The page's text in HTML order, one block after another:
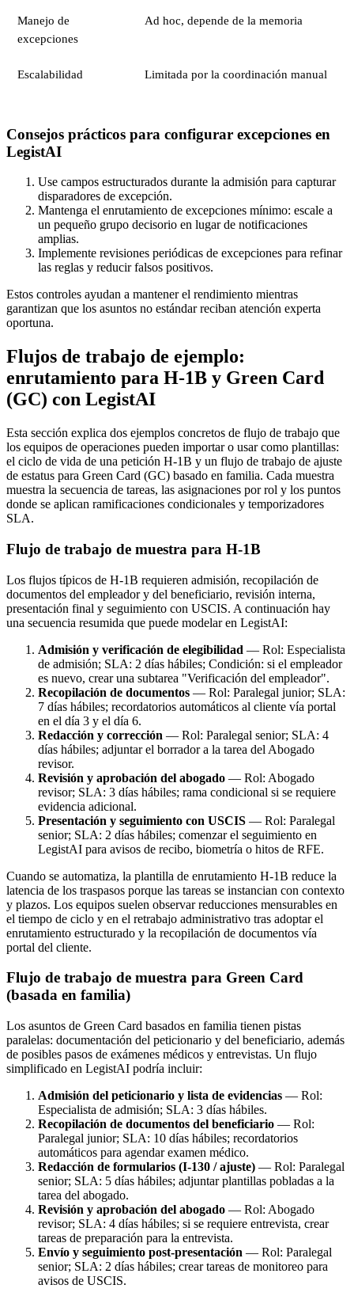
Manejo de
excepciones
Ad hoc, depende de la memoria
Escalabilidad Limitada por la coordinación manual
Consejos prácticos para configurar excepciones en
LegistAI
Use campos estructurados durante la admisión para capturar
disparadores de excepción.
Mantenga el enrutamiento de excepciones mínimo: escale a
un pequeño grupo decisorio en lugar de notificaciones
amplias.
Implemente revisiones periódicas de excepciones para refinar
las reglas y reducir falsos positivos.
Estos controles ayudan a mantener el rendimiento mientras
garantizan que los asuntos no estándar reciban atención experta
oportuna.
Flujos de trabajo de ejemplo:
enrutamiento para H‑1B y Green Card
(GC) con LegistAI
Esta sección explica dos ejemplos concretos de flujo de trabajo que
los equipos de operaciones pueden importar o usar como plantillas:
el ciclo de vida de una petición H‑1B y un flujo de trabajo de ajuste
de estatus para Green Card (GC) basado en familia. Cada muestra
muestra la secuencia de tareas, las asignaciones por rol y los puntos
donde se aplican ramificaciones condicionales y temporizadores
SLA.
Flujo de trabajo de muestra para H‑1B
Los flujos típicos de H‑1B requieren admisión, recopilación de
documentos del empleador y del beneficiario, revisión interna,
presentación final y seguimiento con USCIS. A continuación hay
una secuencia resumida que puede modelar en LegistAI:
Admisión y verificación de elegibilidad — Rol: Especialista
de admisión; SLA: 2 días hábiles; Condición: si el empleador
es nuevo, crear una subtarea "Verificación del empleador".
Recopilación de documentos — Rol: Paralegal junior; SLA:
7 días hábiles; recordatorios automáticos al cliente vía portal
en el día 3 y el día 6.
Redacción y corrección — Rol: Paralegal senior; SLA: 4
días hábiles; adjuntar el borrador a la tarea del Abogado
revisor.
Revisión y aprobación del abogado — Rol: Abogado
revisor; SLA: 3 días hábiles; rama condicional si se requiere
evidencia adicional.
Presentación y seguimiento con USCIS — Rol: Paralegal
senior; SLA: 2 días hábiles; comenzar el seguimiento en
LegistAI para avisos de recibo, biometría o hitos de RFE.
Cuando se automatiza, la plantilla de enrutamiento H‑1B reduce la
latencia de los traspasos porque las tareas se instancian con contexto
y plazos. Los equipos suelen observar reducciones mensurables en
el tiempo de ciclo y en el retrabajo administrativo tras adoptar el
enrutamiento estructurado y la recopilación de documentos vía
portal del cliente.
Flujo de trabajo de muestra para Green Card
(basada en familia)
Los asuntos de Green Card basados en familia tienen pistas
paralelas: documentación del peticionario y del beneficiario, además
de posibles pasos de exámenes médicos y entrevistas. Un flujo
simplificado en LegistAI podría incluir:
Admisión del peticionario y lista de evidencias — Rol:
Especialista de admisión; SLA: 3 días hábiles.
Recopilación de documentos del beneficiario — Rol:
Paralegal junior; SLA: 10 días hábiles; recordatorios
automáticos para agendar examen médico.
Redacción de formularios (I-130 / ajuste) — Rol: Paralegal
senior; SLA: 5 días hábiles; adjuntar plantillas pobladas a la
tarea del abogado.
Revisión y aprobación del abogado — Rol: Abogado
revisor; SLA: 4 días hábiles; si se requiere entrevista, crear
tareas de preparación para la entrevista.
Envío y seguimiento post‑presentación — Rol: Paralegal
senior; SLA: 2 días hábiles; crear tareas de monitoreo para
avisos de USCIS.